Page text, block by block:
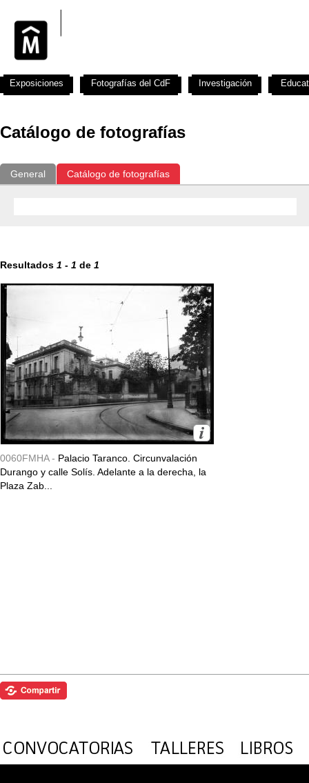
Catálogo de fotografías
General Catálogo de fotografías
Resultados 1 - 1 de 1
0060FMHA - Palacio Taranco. Circunvalación
Durango y calle Solís. Adelante a la derecha, la
Plaza Zab...
Exposiciones Fotografías del CdF Investigación